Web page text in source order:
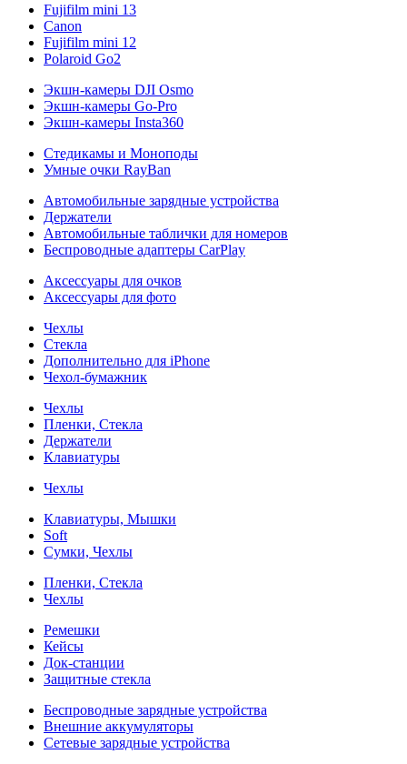
Fujifilm mini 13
Canon
Fujifilm mini 12
Polaroid Go2
Экшн-камеры DJI Osmo
Экшн-камеры Go-Pro
Экшн-камеры Insta360
Стедикамы и Моноподы
Умные очки RayBan
Автомобильные зарядные устройства
Держатели
Автомобильные таблички для номеров
Беспроводные адаптеры CarPlay
Аксессуары для очков
Аксессуары для фото
Чехлы
Стекла
Дополнительно для iPhone
Чехол-бумажник
Чехлы
Пленки, Стекла
Держатели
Клавиатуры
Чехлы
Клавиатуры, Мышки
Soft
Сумки, Чехлы
Пленки, Стекла
Чехлы
Ремешки
Кейсы
Док-станции
Защитные стекла
Беспроводные зарядные устройства
Внешние аккумуляторы
Сетевые зарядные устройства